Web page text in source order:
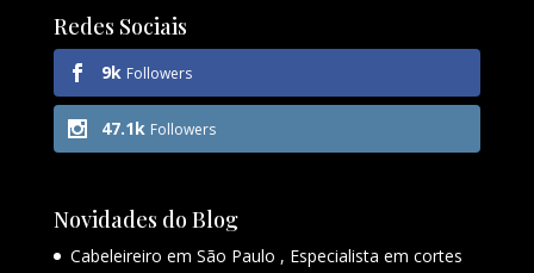
Redes Sociais
9k Followers
47.1k Followers
Novidades do Blog
Cabeleireiro em São Paulo , Especialista em cortes